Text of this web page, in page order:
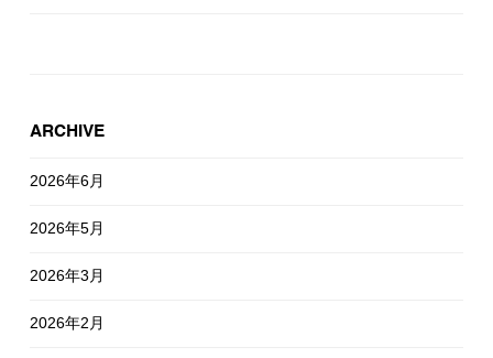
ARCHIVE
2026年6月
2026年5月
2026年3月
2026年2月